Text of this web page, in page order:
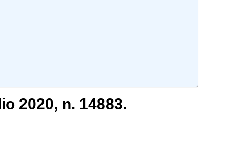
2020, n. 14883.